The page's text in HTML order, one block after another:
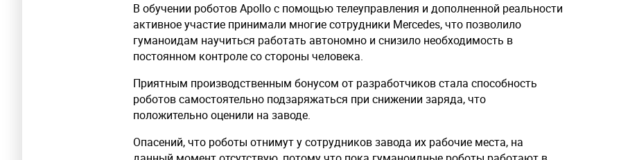
В обучении роботов Apollo с помощью телеуправления и дополненной реальности
активное участие принимали многие сотрудники Mercedes, что позволило
гуманоидам научиться работать автономно и снизило необходимость в
постоянном контроле со стороны человека.
Приятным производственным бонусом от разработчиков стала способность
роботов самостоятельно подзаряжаться при снижении заряда, что
положительно оценили на заводе.
Опасений, что роботы отнимут у сотрудников завода их рабочие места, на